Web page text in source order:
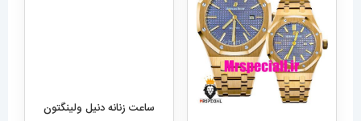
ساعت زنانه دنیل ولینگتون